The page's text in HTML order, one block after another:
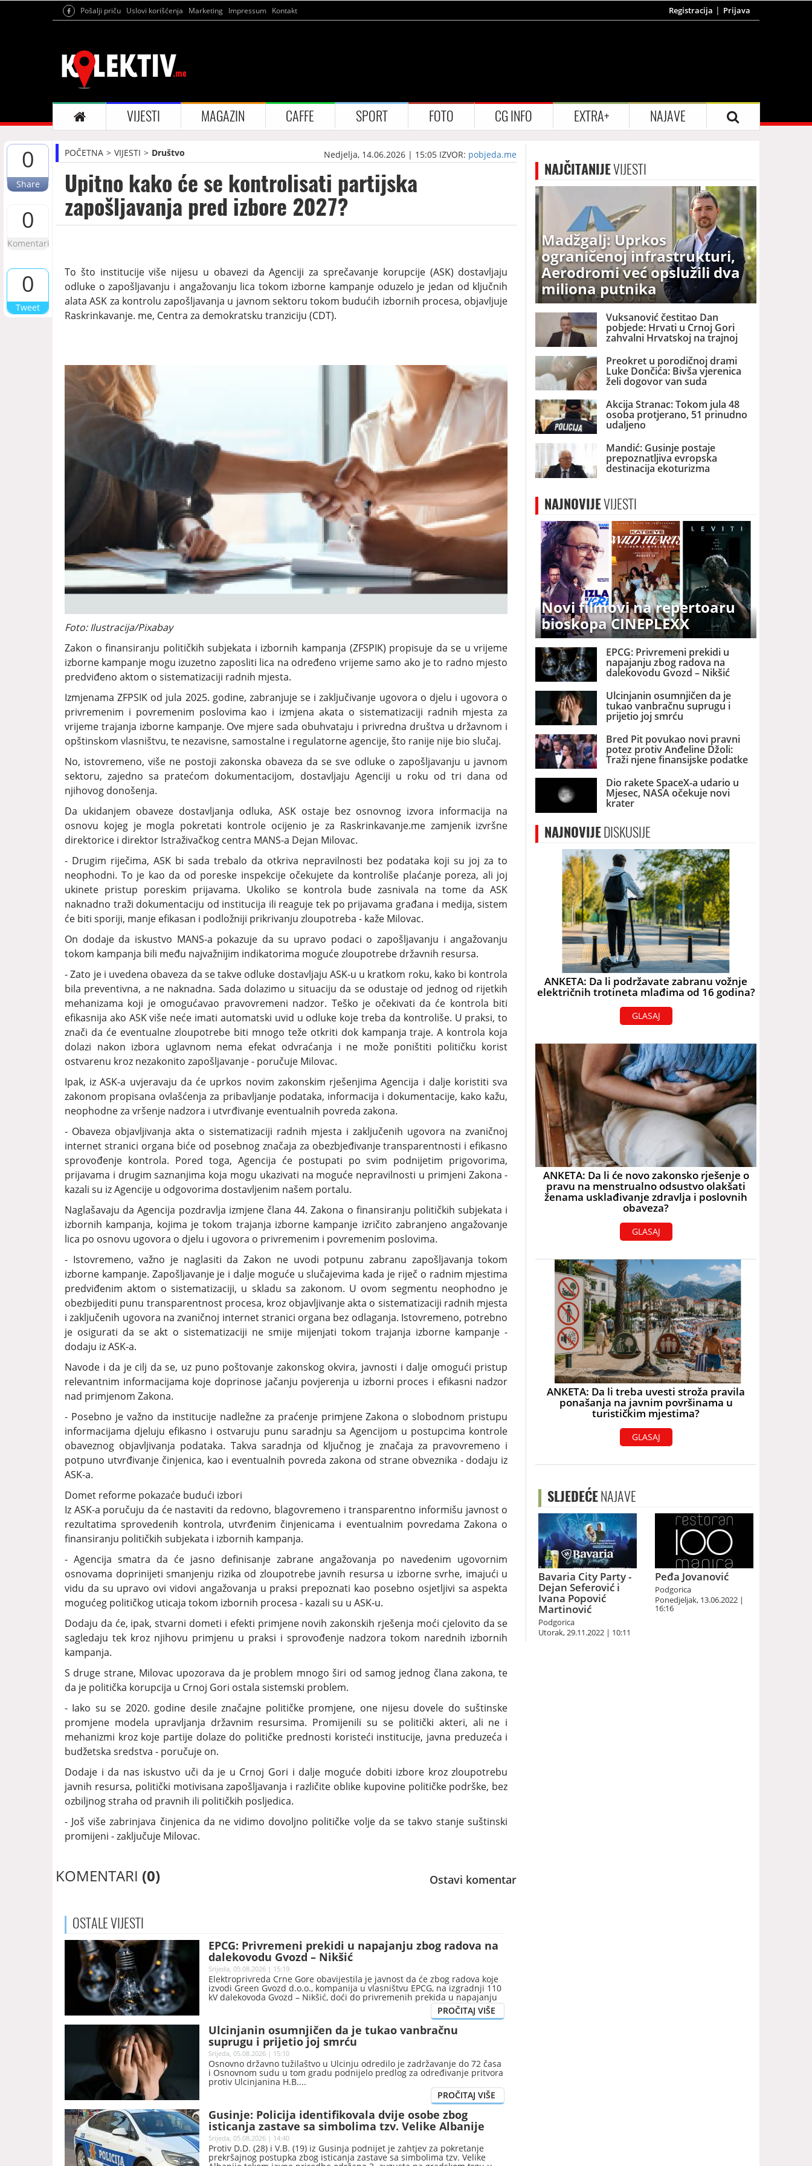
Pošalji priču Uslovi korišćenja Marketing Impressum Kontakt Registracija Prijava
VIJESTI MAGAZIN CAFFE SPORT FOTO CG INFO EXTRA+ NAJAVE
0
Share
0
Komentari
0
Tweet
POČETNA VIJESTI Društvo Nedjelja, 14.06.2026 | 15:05 IZVOR: pobjeda.me
Upitno kako će se kontrolisati partijska
zapošljavanja pred izbore 2027?
To što institucije više nijesu u obavezi da Agenciji za sprečavanje korupcije (ASK) dostavljaju
odluke o zapošljavanju i angažovanju lica tokom izborne kampanje oduzelo je jedan od ključnih
alata ASK za kontrolu zapošljavanja u javnom sektoru tokom budućih izbornih procesa, objavljuje
Raskrinkavanje. me, Centra za demokratsku tranziciju (CDT).
Foto: Ilustracija/Pixabay
Zakon o finansiranju političkih subjekata i izbornih kampanja (ZFSPIK) propisuje da se u vrijeme
izborne kampanje mogu izuzetno zaposliti lica na određeno vrijeme samo ako je to radno mjesto
predviđeno aktom o sistematizaciji radnih mjesta.
Izmjenama ZFPSIK od jula 2025. godine, zabranjuje se i zaključivanje ugovora o djelu i ugovora o
privremenim i povremenim poslovima kao i izmjena akata o sistematizaciji radnih mjesta za
vrijeme trajanja izborne kampanje. Ove mjere sada obuhvataju i privredna društva u državnom i
opštinskom vlasništvu, te nezavisne, samostalne i regulatorne agencije, što ranije nije bio slučaj.
No, istovremeno, više ne postoji zakonska obaveza da se sve odluke o zapošljavanju u javnom
sektoru, zajedno sa pratećom dokumentacijom, dostavljaju Agenciji u roku od tri dana od
njihovog donošenja.
Da ukidanjem obaveze dostavljanja odluka, ASK ostaje bez osnovnog izvora informacija na
osnovu kojeg je mogla pokretati kontrole ocijenio je za Raskrinkavanje.me zamjenik izvršne
direktorice i direktor Istraživačkog centra MANS-a Dejan Milovac.
- Drugim riječima, ASK bi sada trebalo da otkriva nepravilnosti bez podataka koji su joj za to
neophodni. To je kao da od poreske inspekcije očekujete da kontroliše plaćanje poreza, ali joj
ukinete pristup poreskim prijavama. Ukoliko se kontrola bude zasnivala na tome da ASK
naknadno traži dokumentaciju od institucija ili reaguje tek po prijavama građana i medija, sistem
će biti sporiji, manje efikasan i podložniji prikrivanju zloupotreba - kaže Milovac.
On dodaje da iskustvo MANS-a pokazuje da su upravo podaci o zapošljavanju i angažovanju
tokom kampanja bili među najvažnijim indikatorima moguće zloupotrebe državnih resursa.
- Zato je i uvedena obaveza da se takve odluke dostavljaju ASK-u u kratkom roku, kako bi kontrola
bila preventivna, a ne naknadna. Sada dolazimo u situaciju da se odustaje od jednog od rijetkih
mehanizama koji je omogućavao pravovremeni nadzor. Teško je očekivati da će kontrola biti
efikasnija ako ASK više neće imati automatski uvid u odluke koje treba da kontroliše. U praksi, to
znači da će eventualne zloupotrebe biti mnogo teže otkriti dok kampanja traje. A kontrola koja
dolazi nakon izbora uglavnom nema efekat odvraćanja i ne može poništiti političku korist
ostvarenu kroz nezakonito zapošljavanje - poručuje Milovac.
Ipak, iz ASK-a uvjeravaju da će uprkos novim zakonskim rješenjima Agencija i dalje koristiti sva
zakonom propisana ovlašćenja za pribavljanje podataka, informacija i dokumentacije, kako kažu,
neophodne za vršenje nadzora i utvrđivanje eventualnih povreda zakona.
- Obaveza objavljivanja akta o sistematizaciji radnih mjesta i zaključenih ugovora na zvaničnoj
internet stranici organa biće od posebnog značaja za obezbjeđivanje transparentnosti i efikasno
sprovođenje kontrola. Pored toga, Agencija će postupati po svim podnijetim prigovorima,
prijavama i drugim saznanjima koja mogu ukazivati na moguće nepravilnosti u primjeni Zakona -
kazali su iz Agencije u odgovorima dostavljenim našem portalu.
Naglašavaju da Agencija pozdravlja izmjene člana 44. Zakona o finansiranju političkih subjekata i
izbornih kampanja, kojima je tokom trajanja izborne kampanje izričito zabranjeno angažovanje
lica po osnovu ugovora o djelu i ugovora o privremenim i povremenim poslovima.
- Istovremeno, važno je naglasiti da Zakon ne uvodi potpunu zabranu zapošljavanja tokom
izborne kampanje. Zapošljavanje je i dalje moguće u slučajevima kada je riječ o radnim mjestima
predviđenim aktom o sistematizaciji, u skladu sa zakonom. U ovom segmentu neophodno je
obezbijediti punu transparentnost procesa, kroz objavljivanje akta o sistematizaciji radnih mjesta
i zaključenih ugovora na zvaničnoj internet stranici organa bez odlaganja. Istovremeno, potrebno
je osigurati da se akt o sistematizaciji ne smije mijenjati tokom trajanja izborne kampanje -
dodaju iz ASK-a.
Navode i da je cilj da se, uz puno poštovanje zakonskog okvira, javnosti i dalje omogući pristup
relevantnim informacijama koje doprinose jačanju povjerenja u izborni proces i efikasni nadzor
nad primjenom Zakona.
- Posebno je važno da institucije nadležne za praćenje primjene Zakona o slobodnom pristupu
informacijama djeluju efikasno i ostvaruju punu saradnju sa Agencijom u postupcima kontrole
obaveznog objavljivanja podataka. Takva saradnja od ključnog je značaja za pravovremeno i
potpuno utvrđivanje činjenica, kao i eventualnih povreda zakona od strane obveznika - dodaju iz
ASK-a.
Domet reforme pokazaće budući izbori
Iz ASK-a poručuju da će nastaviti da redovno, blagovremeno i transparentno informišu javnost o
rezultatima sprovedenih kontrola, utvrđenim činjenicama i eventualnim povredama Zakona o
finansiranju političkih subjekata i izbornih kampanja.
- Agencija smatra da će jasno definisanje zabrane angažovanja po navedenim ugovornim
osnovama doprinijeti smanjenju rizika od zloupotrebe javnih resursa u izborne svrhe, imajući u
vidu da su upravo ovi vidovi angažovanja u praksi prepoznati kao posebno osjetljivi sa aspekta
mogućeg političkog uticaja tokom izbornih procesa - kazali su u ASK-u.
Dodaju da će, ipak, stvarni dometi i efekti primjene novih zakonskih rješenja moći cjelovito da se
sagledaju tek kroz njihovu primjenu u praksi i sprovođenje nadzora tokom narednih izbornih
kampanja.
S druge strane, Milovac upozorava da je problem mnogo širi od samog jednog člana zakona, te
da je politička korupcija u Crnoj Gori ostala sistemski problem.
- Iako su se 2020. godine desile značajne političke promjene, one nijesu dovele do suštinske
promjene modela upravljanja državnim resursima. Promijenili su se politički akteri, ali ne i
mehanizmi kroz koje partije dolaze do političke prednosti koristeći institucije, javna preduzeća i
budžetska sredstva - poručuje on.
Dodaje i da nas iskustvo uči da je u Crnoj Gori i dalje moguće dobiti izbore kroz zloupotrebu
javnih resursa, politički motivisana zapošljavanja i različite oblike kupovine političke podrške, bez
ozbiljnog straha od pravnih ili političkih posljedica.
- Još više zabrinjava činjenica da ne vidimo dovoljno političke volje da se takvo stanje suštinski
promijeni - zaključuje Milovac.
KOMENTARI (0) Ostavi komentar
OSTALEVIJESTI
EPCG: Privremeni prekidi u napajanju zbog radova na
dalekovodu Gvozd – Nikšić
Srijeda, 05.08.2026 | 15:19
Elektroprivreda Crne Gore obavijestila je javnost da će zbog radova koje
izvodi Green Gvozd d.o.o., kompanija u vlasništvu EPCG, na izgradnji 110
kV dalekovoda Gvozd – Nikšić, doći do privremenih prekida u napajanju
Ulcinjanin osumnjičen da je tukao vanbračnu
suprugu i prijetio joj smrću
Srijeda, 05.08.2026 | 15:10
Osnovno državno tužilaštvo u Ulcinju odredilo je zadržavanje do 72 časa
i Osnovnom sudu u tom gradu podnijelo predlog za određivanje pritvora
protiv Ulcinjanina H.B.
Gusinje: Policija identifikovala dvije osobe zbog
isticanja zastave sa simbolima tzv. Velike Albanije
Srijeda, 05.08.2026 | 14:40
Protiv D.D. (28) i V.B. (19) iz Gusinja podnijet je zahtjev za pokretanje
prekršajnog postupka zbog isticanja zastave sa simbolima tzv. Velike
NAJČITANIJEVIJESTI
Madžgalj: Uprkos
ograničenoj infrastrukturi,
Aerodromi već opslužili dva
miliona putnika
Vuksanović čestitao Dan
pobjede: Hrvati u Crnoj Gori
zahvalni Hrvatskoj na trajnoj
Preokret u porodičnoj drami
Luke Dončića: Bivša vjerenica
želi dogovor van suda
Akcija Stranac: Tokom jula 48
osoba protjerano, 51 prinudno
udaljeno
Mandić: Gusinje postaje
prepoznatljiva evropska
destinacija ekoturizma
NAJNOVIJEVIJESTI
Novi filmovi na repertoaru
bioskopa CINEPLEXX
EPCG: Privremeni prekidi u
napajanju zbog radova na
dalekovodu Gvozd – Nikšić
Ulcinjanin osumnjičen da je
tukao vanbračnu suprugu i
prijetio joj smrću
Bred Pit povukao novi pravni
potez protiv Anđeline Džoli:
Traži njene finansijske podatke
Dio rakete SpaceX-a udario u
Mjesec, NASA očekuje novi
krater
NAJNOVIJEDISKUSIJE
ANKETA: Da li podržavate zabranu vožnje
električnih trotineta mlađima od 16 godina?
GLASAJ
ANKETA: Da li će novo zakonsko rješenje o
pravu na menstrualno odsustvo olakšati
ženama usklađivanje zdravlja i poslovnih
obaveza?
GLASAJ
ANKETA: Da li treba uvesti stroža pravila
ponašanja na javnim površinama u
turističkim mjestima?
GLASAJ
SLJEDEĆENAJAVE
Bavaria City Party -
Dejan Seferović i
Ivana Popović
Martinović
Podgorica
Utorak, 29.11.2022 | 10:11
Peđa Jovanović
Podgorica
Ponedjeljak, 13.06.2022 |
16:16